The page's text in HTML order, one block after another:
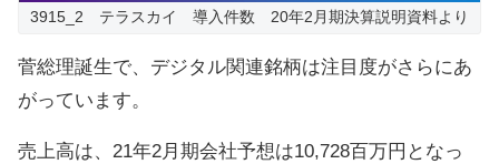
3915_2 テラスカイ 導入件数 20年2月期決算説明資料より
菅総理誕生で、デジタル関連銘柄は注目度がさらにあ
がっています。
売上高は、21年2月期会社予想は10,728百万円となっ